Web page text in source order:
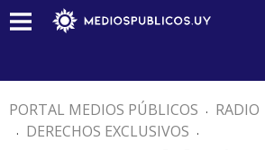
PORTAL MEDIOS PÚBLICOS . RADIO
. DERECHOS EXCLUSIVOS .